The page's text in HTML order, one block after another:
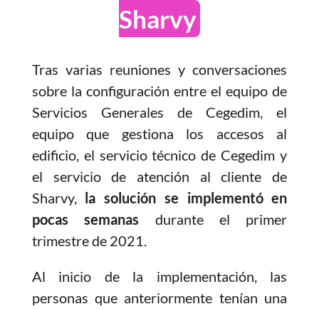
Sharvy
Tras varias reuniones y conversaciones
sobre la configuración entre el equipo de
Servicios Generales de Cegedim, el
equipo que gestiona los accesos al
edificio, el servicio técnico de Cegedim y
el servicio de atención al cliente de
Sharvy, la solución se implementó en
pocas semanas durante el primer
trimestre de 2021.
Al inicio de la implementación, las
personas que anteriormente tenían una